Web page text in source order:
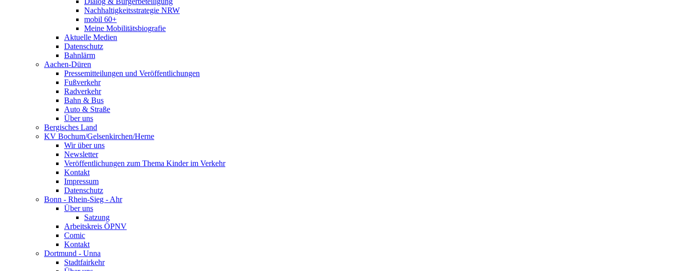
Nachhaltigkeitsstrategie NRW
mobil 60+
Meine Mobilitätsbiografie
Aktuelle Medien
Datenschutz
Bahnlärm
Aachen-Düren
Pressemitteilungen und Veröffentlichungen
Fußverkehr
Radverkehr
Bahn & Bus
Auto & Straße
Über uns
Bergisches Land
KV Bochum/Gelsenkirchen/Herne
Wir über uns
Newsletter
Veröffentlichungen zum Thema Kinder im Verkehr
Kontakt
Impressum
Datenschutz
Bonn - Rhein-Sieg - Ahr
Über uns
Satzung
Arbeitskreis ÖPNV
Comic
Kontakt
Dortmund - Unna
Stadtfairkehr